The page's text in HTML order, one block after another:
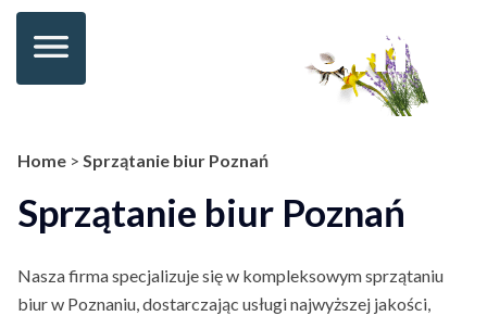
Home > Sprzątanie biur Poznań
Sprzątanie biur Poznań
Nasza firma specjalizuje się w kompleksowym sprzątaniu
biur w Poznaniu, dostarczając usługi najwyższej jakości,